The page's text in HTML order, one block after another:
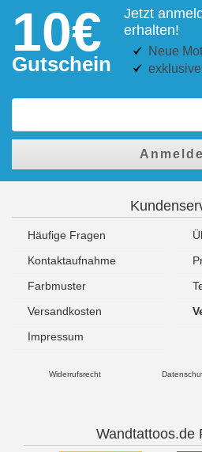
10€
Gutschein
Jetzt
erhalten!
Neue
Häufige Fragen
Kontaktaufnahme
Farbmuster
Versandkosten
Impressum
Widerrufsrecht
Wandtattoos.de